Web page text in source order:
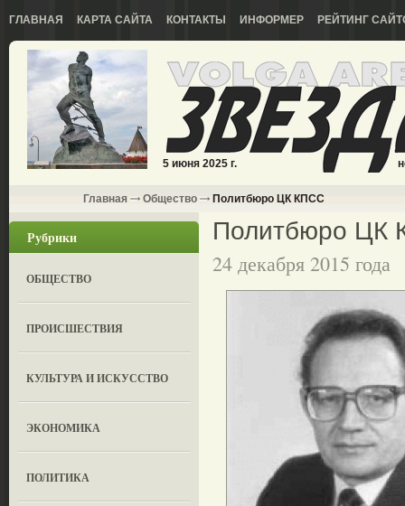
ГЛАВНАЯ КАРТА САЙТА КОНТАКТЫ ИНФОРМЕР РЕЙТИНГ
5 июня 2025 г.
Главная Общество Политбюро ЦК КПСС
Рубрики
ОБЩЕСТВО
ПРОИСШЕСТВИЯ
КУЛЬТУРА И ИСКУССТВО
ЭКОНОМИКА
ПОЛИТИКА
Политбюро ЦК
24 декабря 2015 года